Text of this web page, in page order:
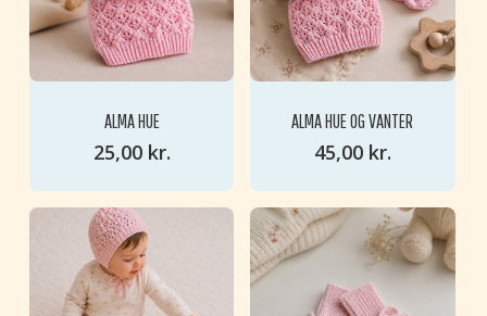
ALMA HUE
25,00 kr.
ALMA HUE OG VANTER
45,00 kr.